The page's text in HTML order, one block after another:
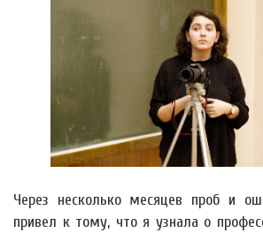
Через несколько месяцев проб и
привел к тому, что я узнала о